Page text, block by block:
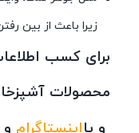
زیرا باعث از بین
برای کسب
محصولات
و یااینستاگرام و